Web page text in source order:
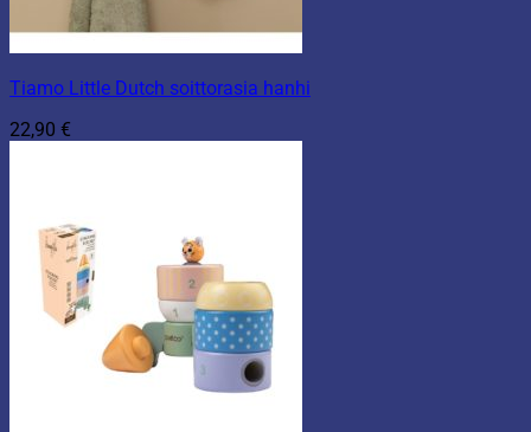
Tiamo Little Dutch soittorasia hanhi
22,90 €